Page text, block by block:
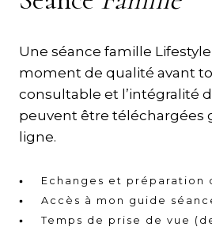
Une séance famille
moment de qualité avant
consultable et l’intégralité
peuvent être téléchargées
ligne.
Echanges et préparation
Accès à mon guide
Temps de prise de vue